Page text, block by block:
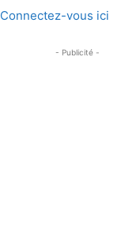
Connectez-vous ici
- Publicité -